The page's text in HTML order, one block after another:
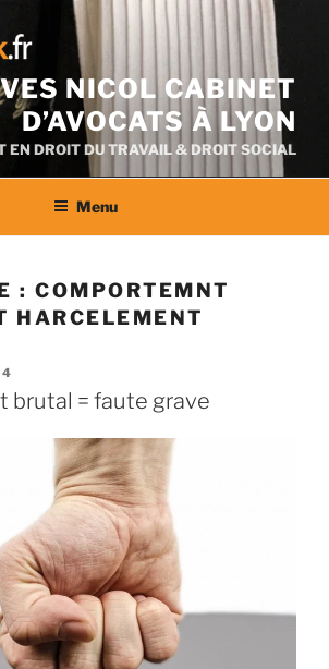
NICOL CABINET
D’AVOCATS À LYON
EN DROIT DU TRAVAIL & DROIT SOCIAL
Menu
:COMPORTEMNT
HARCELEMENT
brutal = faute grave